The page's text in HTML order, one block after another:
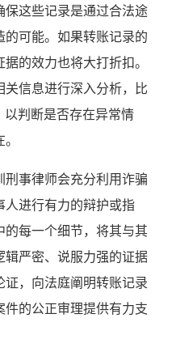
这些记录是通过合法途
可能。如果转账记录的
的效力也将大打折扣。
信息进行深入分析，比
判断是否存在异常情
事律师会充分利用诈骗
进行有力的辩护或指
每一个细节，将其与其
严密、说服力强的证据
，向法庭阐明转账记录
的公正审理提供有力支